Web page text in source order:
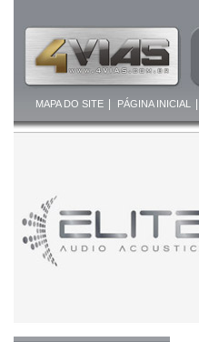
MAPA DO SITE| PÁGINA INICIAL |